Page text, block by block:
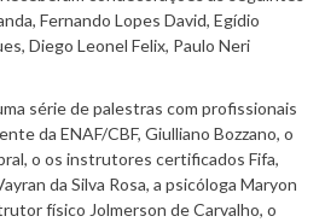
Fernando Lopes David, Egídio
Diego Leonel Felix, Paulo Neri
série de palestras com profissionais
da ENAF/CBF, Giulliano Bozzano, o
o os instrutores certificados Fifa,
da Silva Rosa, a psicóloga Maryon
físico Jolmerson de Carvalho, o